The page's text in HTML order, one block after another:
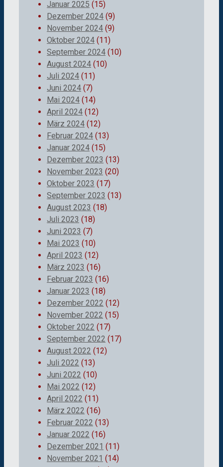
Januar 2025 (15)
Dezember 2024 (9)
November 2024 (9)
Oktober 2024 (11)
September 2024 (10)
August 2024 (10)
Juli 2024 (11)
Juni 2024 (7)
Mai 2024 (14)
April 2024 (12)
März 2024 (12)
Februar 2024 (13)
Januar 2024 (15)
Dezember 2023 (13)
November 2023 (20)
Oktober 2023 (17)
September 2023 (13)
August 2023 (18)
Juli 2023 (18)
Juni 2023 (7)
Mai 2023 (10)
April 2023 (12)
März 2023 (16)
Februar 2023 (16)
Januar 2023 (18)
Dezember 2022 (12)
November 2022 (15)
Oktober 2022 (17)
September 2022 (17)
August 2022 (12)
Juli 2022 (13)
Juni 2022 (10)
Mai 2022 (12)
April 2022 (11)
März 2022 (16)
Februar 2022 (13)
Januar 2022 (16)
Dezember 2021 (11)
November 2021 (14)